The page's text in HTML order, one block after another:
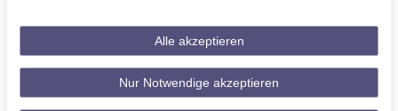
spezielles Belüftungsmaterial unter den Armen für eine
körpergerechte Klimatisierung
Alle akzeptieren
Nur Notwendige akzeptieren